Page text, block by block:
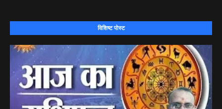
विशिष्ट पोस्ट